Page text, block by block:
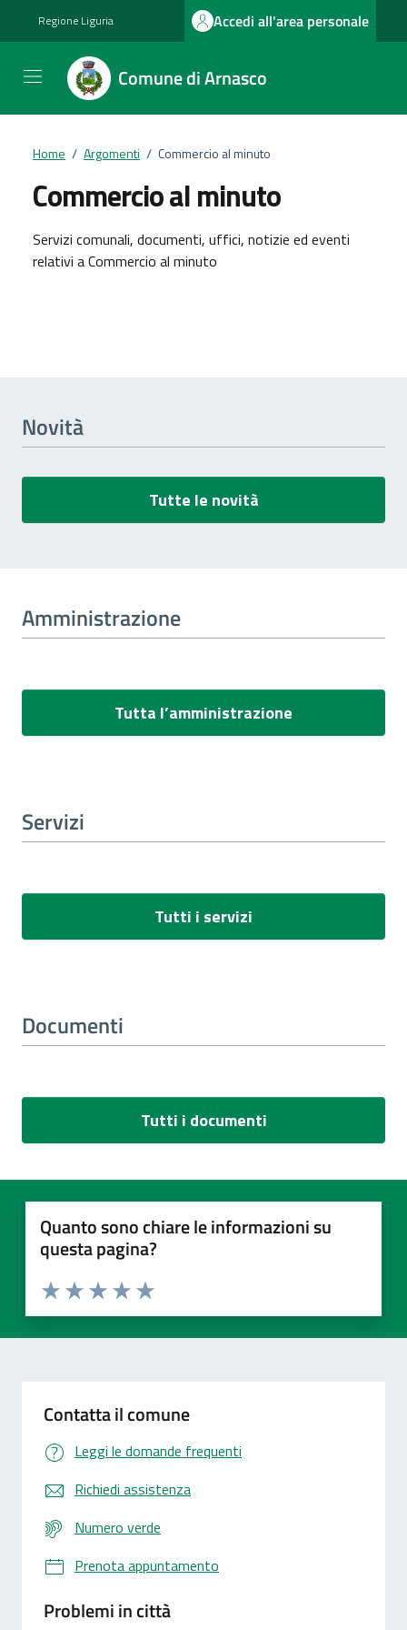
Regione Liguria Accedi all'area personale
Comune di Arnasco
Home / Argomenti / Commercio al minuto
Commercio al minuto
Dettagli dell'argomento
Servizi comunali, documenti, uffici, notizie ed eventi
relativi a Commercio al minuto
Novità
Tutte le novità
Amministrazione
Tutta l’amministrazione
Servizi
Tutti i servizi
Documenti
Tutti i documenti
Quanto sono chiare le informazioni su
questa pagina?
Valuta 5 stelle su 5
Valuta 4 stelle su 5
Valuta 3 stelle su 5
Valuta 2 stelle su 5
Valuta 1 stelle su 5
Contatta il comune
Leggi le domande frequenti
Richiedi assistenza
Numero verde
Prenota appuntamento
Problemi in città